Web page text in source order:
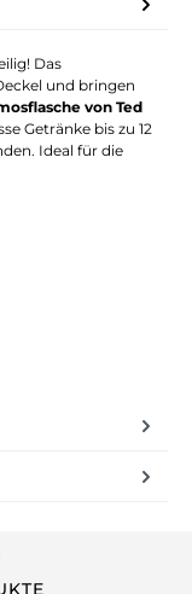
Das
und bringen
von Ted
Getränke bis zu 12
Ideal für die